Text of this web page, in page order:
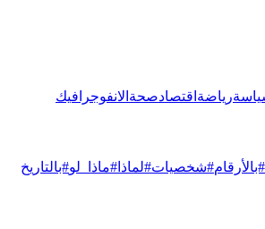
رياضة اقتصادصحة الانفوجرافيك
#بالأرقام#شخصيات#لماذا #ماذا_لو#بالتاريخ